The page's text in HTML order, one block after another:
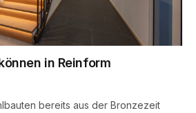
in Reinform
bereits aus der Bronzezeit